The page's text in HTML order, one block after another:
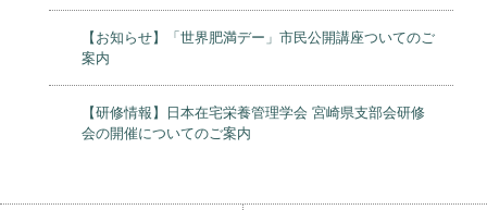
【お知らせ】「世界肥満デー」市民公開講座ついてのご
案内
【研修情報】日本在宅栄養管理学会 宮崎県支部会研修
会の開催についてのご案内